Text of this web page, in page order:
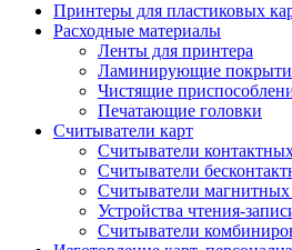
Принтеры для пластиковых
Расходные материалы
Ленты для принтера
Ламинирующие
Чистящие
Печатающие головки
Считыватели карт
Считыватели
Считыватели
Считыватели магнитных
Устройства чтения-
Считыватели